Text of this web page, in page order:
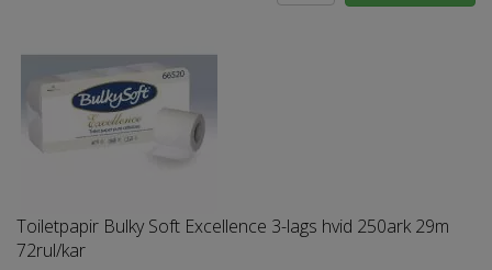
Toiletpapir Bulky Soft Excellence 3-lags hvid 250ark 29m
72rul/kar